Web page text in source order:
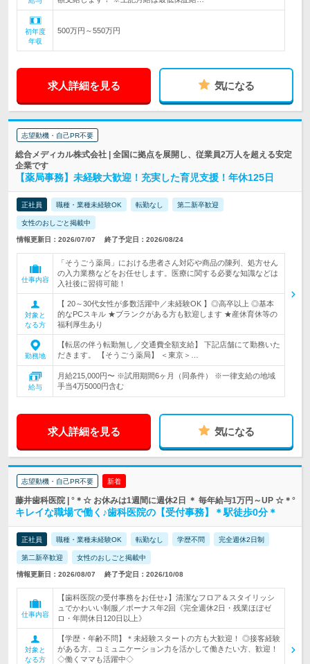
初年度
年収
500万円～550万円
求人詳細を見る 気になる
志望動機・自己PR不要
総合メディカル株式会社 | 全国に拠点を展開し、従業員2万人を超える安定
企業です
【薬局事務】未経験大歓迎！充実した育児支援！年休125日
正社員 職種・業種未経験OK 転勤なし 第二新卒歓迎
女性のおしごと掲載中
情報更新日：2026/07/07 終了予定日：2026/08/24
仕事内容
「そうごう薬局」における患者さん対応や商品の陳列、処方せん
の入力業務などをお任せします。医療に関する必要な知識などは
入社後に習得可能！
対象と
なる方
【 20～30代女性が多数活躍中／未経験OK 】◎高卒以上 ◎基本
的なPCスキル ★ブランクがある方も歓迎します ★産休育休等の
福利厚生あり
勤務地
【転居の伴う転勤無し／交通費全額支給】 下記店舗にて勤務いた
だきます。 【そうごう薬局】 ＜東京＞…
給与
月給215,000円〜 ※試用期間6ヶ月（同条件） ※一律支給の地域
手当4万5000円含む
求人詳細を見る 気になる
志望動機・自己PR不要 新着
藤井歯科医院 | °＊☆ お休みは1週間に週休2日 ＊ 毎年給与1万円～UP ☆＊°
キレイな職場で働く♪歯科医院の【受付事務】＊駅徒歩0分＊
正社員 職種・業種未経験OK 転勤なし 学歴不問 完全週休2日制
第二新卒歓迎 女性のおしごと掲載中
情報更新日：2026/08/07 終了予定日：2026/10/08
仕事内容
【歯科医院の受付事務をお任せ♪】清潔なフロア＆スタイリッシ
ュでかわいい制服／ボーナス年2回《完全週休2日・残業ほぼゼ
ロ・年間休日120日以上》
対象と
なる方
【学歴・年齢不問】＊未経験スタートの方も大歓迎！ ◎接客経験
がある方、コミュニケーション力を活かして働きたい方、歓迎！
◇働くママも活躍中◇